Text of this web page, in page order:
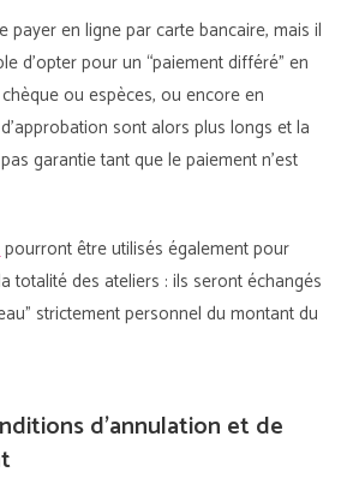
payer en ligne par carte bancaire, mais il
d’opter pour un “paiement différé” en
ou espèces, ou encore en
sont alors plus longs et la
garantie tant que le paiement n’est
pourront être utilisés également pour
totalité des ateliers : ils seront échangés
strictement personnel du montant du
d’annulation et de